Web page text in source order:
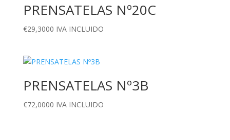
PRENSATELAS Nº20C
€29,3000 IVA INCLUIDO
PRENSATELAS Nº3B
€72,0000 IVA INCLUIDO